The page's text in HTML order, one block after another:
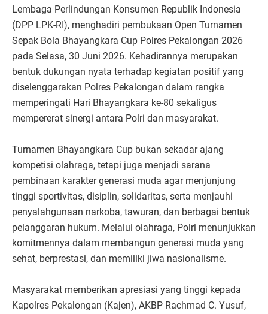
Lembaga Perlindungan Konsumen Republik Indonesia
(DPP LPK-RI), menghadiri pembukaan Open Turnamen
Sepak Bola Bhayangkara Cup Polres Pekalongan 2026
pada Selasa, 30 Juni 2026. Kehadirannya merupakan
bentuk dukungan nyata terhadap kegiatan positif yang
diselenggarakan Polres Pekalongan dalam rangka
memperingati Hari Bhayangkara ke-80 sekaligus
mempererat sinergi antara Polri dan masyarakat.
Turnamen Bhayangkara Cup bukan sekadar ajang
kompetisi olahraga, tetapi juga menjadi sarana
pembinaan karakter generasi muda agar menjunjung
tinggi sportivitas, disiplin, solidaritas, serta menjauhi
penyalahgunaan narkoba, tawuran, dan berbagai bentuk
pelanggaran hukum. Melalui olahraga, Polri menunjukkan
komitmennya dalam membangun generasi muda yang
sehat, berprestasi, dan memiliki jiwa nasionalisme.
Masyarakat memberikan apresiasi yang tinggi kepada
Kapolres Pekalongan (Kajen), AKBP Rachmad C. Yusuf,